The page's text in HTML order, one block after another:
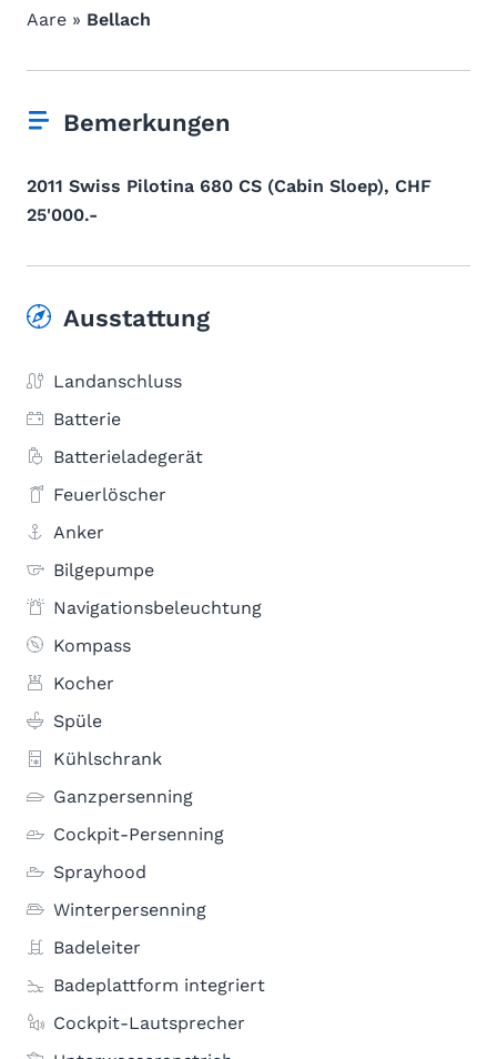
Aare » Bellach
Bemerkungen
2011 Swiss Pilotina 680 CS (Cabin Sloep), CHF
25'000.-
Ausstattung
Landanschluss
Batterie
Batterieladegerät
Feuerlöscher
Anker
Bilgepumpe
Navigationsbeleuchtung
Kompass
Kocher
Spüle
Kühlschrank
Ganzpersenning
Cockpit-Persenning
Sprayhood
Winterpersenning
Badeleiter
Badeplattform integriert
Cockpit-Lautsprecher